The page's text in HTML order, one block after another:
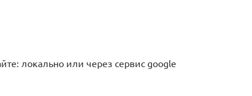
локально или через сервис google